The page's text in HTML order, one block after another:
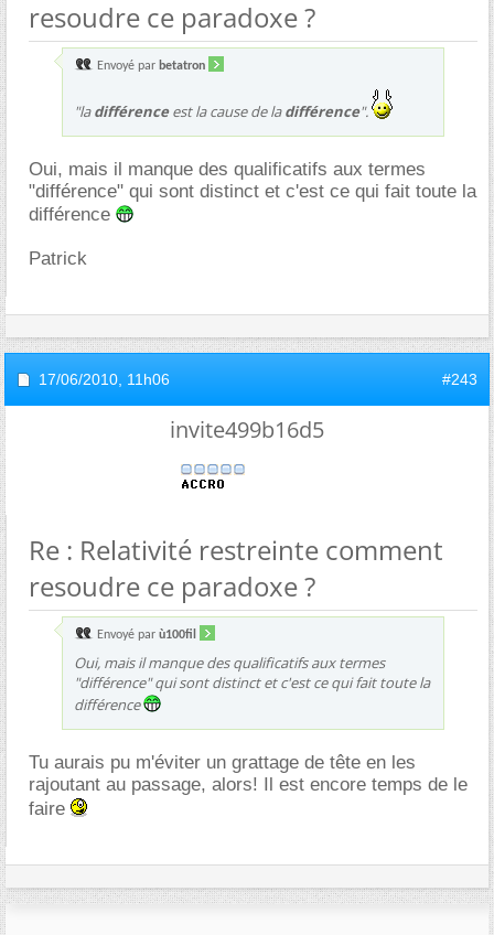
resoudre ce paradoxe ?
Envoyé par betatron
"ladifférenceest la cause de ladifférence".
Oui, mais il manque des qualificatifs aux termes
"différence" qui sont distinct et c'est ce qui fait toute la
différence
Patrick
17/06/2010, 11h06 #243
invite499b16d5
Re : Relativité restreinte comment
resoudre ce paradoxe ?
Envoyé par ù100fil
Oui, mais il manque des qualificatifs aux termes
"différence" qui sont distinct et c'est ce qui fait toute la
différence
Tu aurais pu m'éviter un grattage de tête en les
rajoutant au passage, alors! Il est encore temps de le
faire